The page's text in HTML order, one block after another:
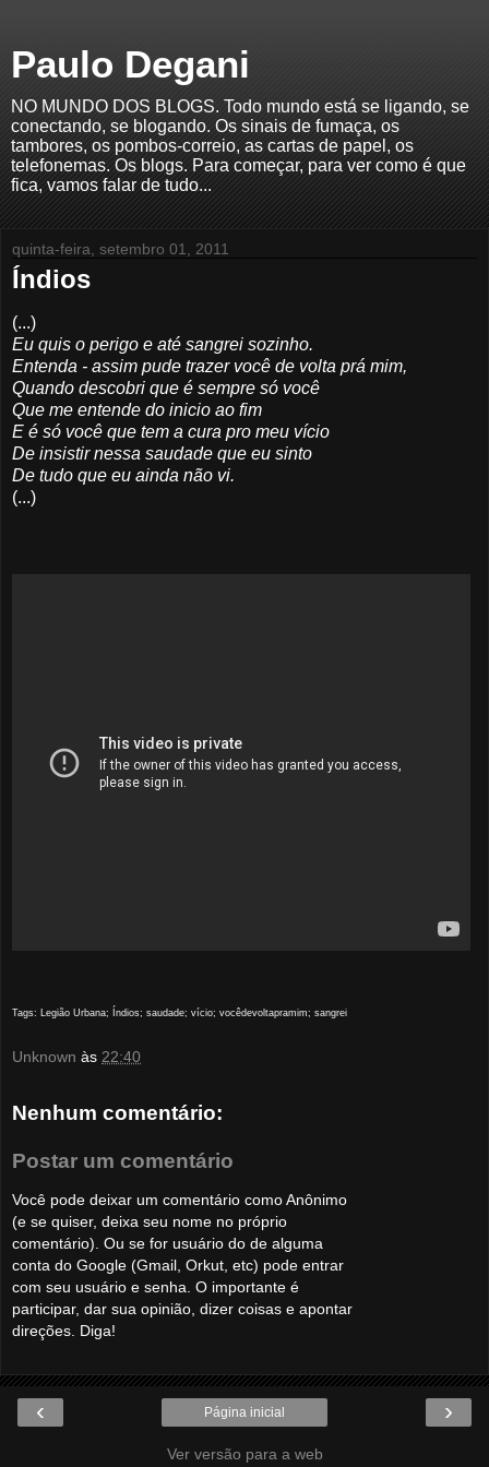
Paulo Degani
NO MUNDO DOS BLOGS. Todo mundo está se ligando, se
conectando, se blogando. Os sinais de fumaça, os
tambores, os pombos-correio, as cartas de papel, os
telefonemas. Os blogs. Para começar, para ver como é que
fica, vamos falar de tudo...
quinta-feira, setembro 01, 2011
Índios
(...)
Eu quis o perigo e até sangrei sozinho.
Entenda - assim pude trazer você de volta prá mim,
Quando descobri que é sempre só você
Que me entende do inicio ao fim
E é só você que tem a cura pro meu vício
De insistir nessa saudade que eu sinto
De tudo que eu ainda não vi.
(...)
Tags: Legião Urbana; Índios; saudade; vício; vocêdevoltapramim; sangrei
Unknown às 22:40
Nenhum comentário:
Postar um comentário
Você pode deixar um comentário como Anônimo
(e se quiser, deixa seu nome no próprio
comentário). Ou se for usuário do de alguma
conta do Google (Gmail, Orkut, etc) pode entrar
com seu usuário e senha. O importante é
participar, dar sua opinião, dizer coisas e apontar
direções. Diga!
‹ ›
Página inicial
Ver versão para a web